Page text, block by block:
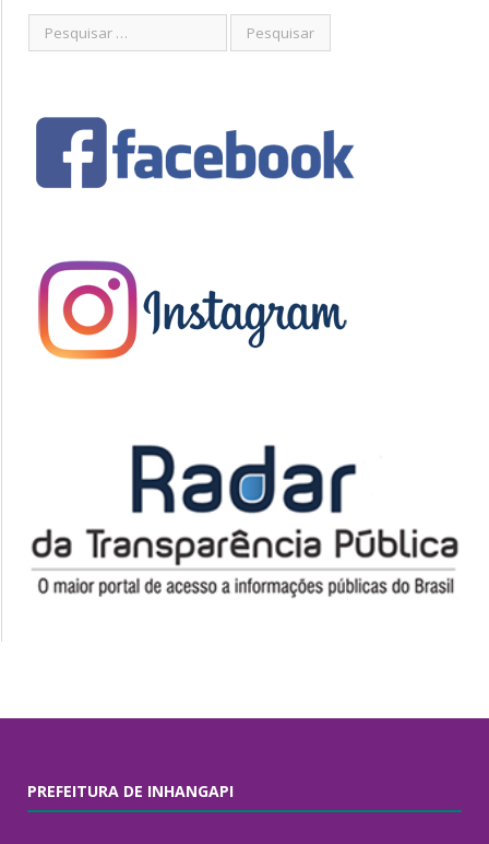
PREFEITURA DE INHANGAPI